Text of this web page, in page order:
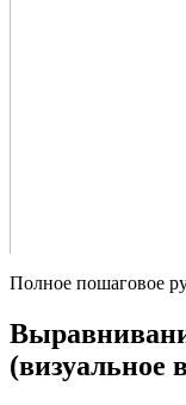
Полное пошаговое
(визуальное